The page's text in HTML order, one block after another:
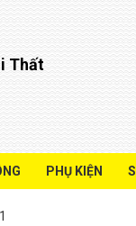
Thất
PHỤ KIỆN